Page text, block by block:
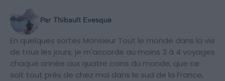
Par Thibault Evesque
En quelques sortes Monsieur Tout le monde dans la vie
de tous les jours, je m'accorde au moins 3 à 4 voyages
chaque année aux quatre coins du monde, que ce
soit tout près de chez moi dans le sud de la France,